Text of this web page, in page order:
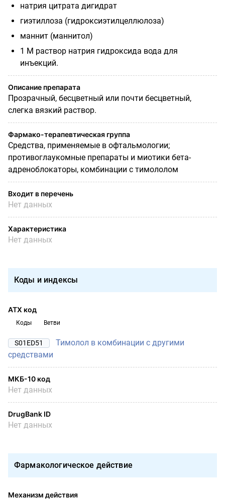
натрия цитрата дигидрат
гиэтиллоза (гидроксиэтилцеллюлоза)
маннит (маннитол)
1 М раствор натрия гидроксида вода для
инъекций.
Описание препарата
Прозрачный, бесцветный или почти бесцветный,
слегка вязкий раствор.
Фармако-терапевтическая группа
Средства, применяемые в офтальмологии;
противоглаукомные препараты и миотики бета-
адреноблокаторы, комбинации с тимололом
Входит в перечень
Нет данных
Характеристика
Нет данных
Коды и индексы
АТХ код
Коды Ветви
S01ED51
Тимолол в комбинации с другими
средствами
МКБ-10 код
Нет данных
DrugBank ID
Нет данных
Фармакологическое действие
Механизм действия